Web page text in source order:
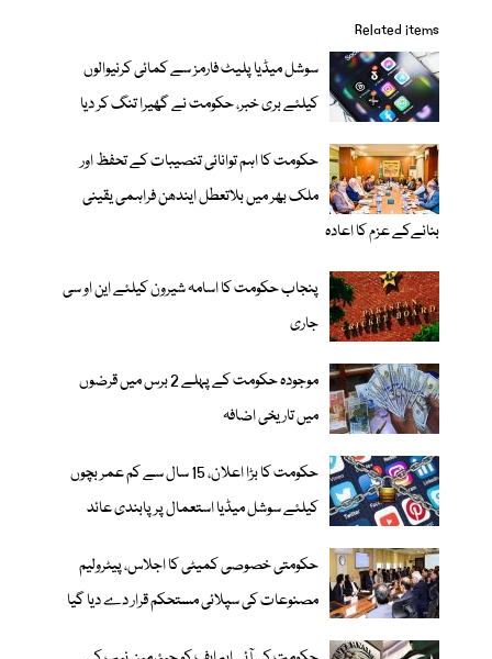
Related items
سوشل میڈیا پلیٹ فارمز سے کمائی کرنیوالوں
کیلئے بری خبر، حکومت نے گھیرا تنگ کر دیا
حکومت کا اہم توانائی تنصیبات کے تحفظ اور
ملک بھر میں بلاتعطل ایندھن فراہمی یقینی
بنانےکے عزم کا اعادہ
پنجاب حکومت کا اسامہ شیرون کیلئے این او سی
جاری
موجودہ حکومت کے پہلے 2 برس میں قرضوں
میں تاریخی اضافہ
حکومت کا بڑا اعلان، 15 سال سے کم عمر بچوں
کیلئے سوشل میڈیا استعمال پر پابندی عائد
حکومتی خصوصی کمیٹی کا اجلاس، پیٹرولیم
مصنوعات کی سپلائی مستحکم قرار دے دیا گیا